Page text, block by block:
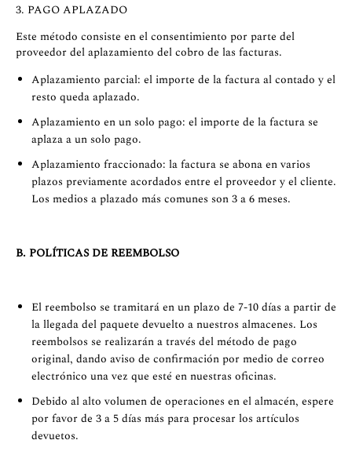
3. PAGO APLAZADO
Este método consiste en el consentimiento por parte del
proveedor del aplazamiento del cobro de las facturas.
Aplazamiento parcial: el importe de la factura al contado y el
resto queda aplazado.
Aplazamiento en un solo pago: el importe de la factura se
aplaza a un solo pago.
Aplazamiento fraccionado: la factura se abona en varios
plazos previamente acordados entre el proveedor y el cliente.
Los medios a plazado más comunes son 3 a 6 meses.
B. POLÍTICAS DE REEMBOLSO
El reembolso se tramitará en un plazo de 7-10 días a partir de
la llegada del paquete devuelto a nuestros almacenes. Los
reembolsos se realizarán a través del método de pago
original, dando aviso de confirmación por medio de correo
electrónico una vez que esté en nuestras oficinas.
Debido al alto volumen de operaciones en el almacén, espere
por favor de 3 a 5 días más para procesar los artículos
devuetos.